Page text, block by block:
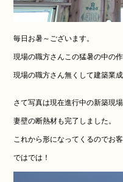
毎日お暑～ございます。
現場の職方さんこの猛暑の中の
現場の職方さん無くして建築業
さて写真は現在進行中の新築現場
妻壁の断熱材も完了しました。
これから形になってくるのでお
ではでは！